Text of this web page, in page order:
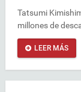
Tatsumi
millones de
LEER MÁS